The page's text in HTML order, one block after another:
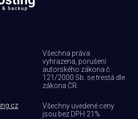
Všechna práva
vyhrazena, porušení
autorského zákona č.
121/2000 Sb. se trestá dle
zákona ČR.
Všechny uvedené ceny
jsou bez DPH 21%